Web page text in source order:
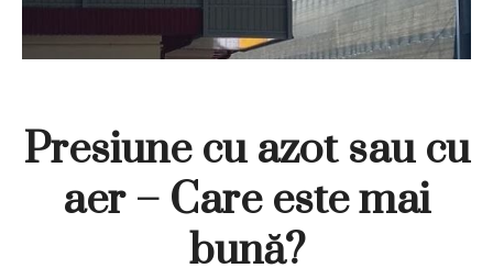
Presiune cu azot sau cu
aer – Care este mai
bună?